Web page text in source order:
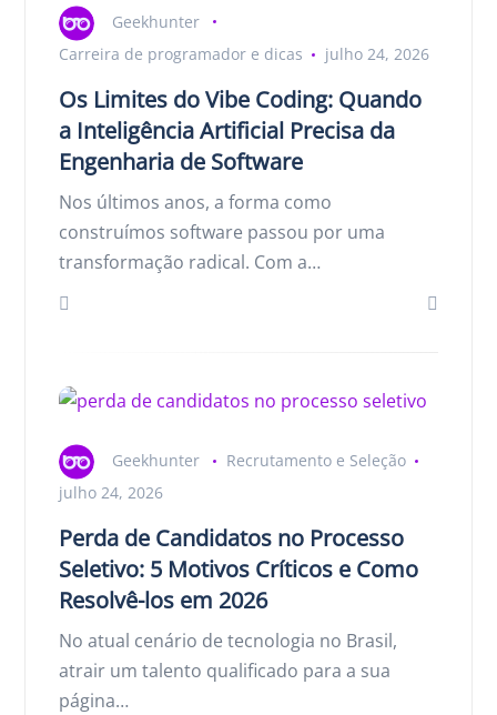
Geekhunter
Carreira de programador e dicas
julho 24, 2026
Os Limites do Vibe Coding: Quando
a Inteligência Artificial Precisa da
Engenharia de Software
Nos últimos anos, a forma como
construímos software passou por uma
transformação radical. Com a…
Geekhunter
Recrutamento e Seleção
julho 24, 2026
Perda de Candidatos no Processo
Seletivo: 5 Motivos Críticos e Como
Resolvê-los em 2026
No atual cenário de tecnologia no Brasil,
atrair um talento qualificado para a sua
página…